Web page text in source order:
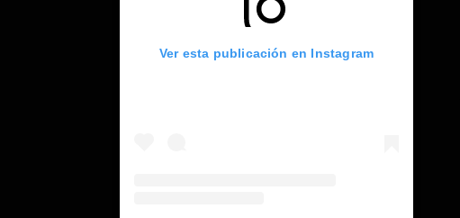
Ver esta publicación en Instagram